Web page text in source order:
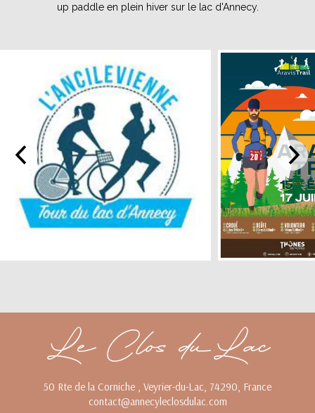
up paddle en plein hiver sur le lac d'Annecy.
Le Clos du Lac
50 Rte de la Corniche , Veyrier-du-Lac, 74290, France
contact@annecyleclosdulac.com